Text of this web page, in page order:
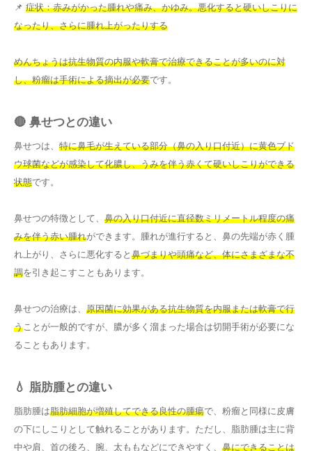
📌 症状：赤みがかった腫れや痛み、かゆみ。悪化すると硬いしこりに
なったり、さらに腫れ上がったりする
めんちょうは抗生物質の内服や軟膏で治療できることが多いのに対
し、粉瘤は手術による摘出が必要です。
🔴 鼻せつとの違い
鼻せつは、 特に鼻毛が生えている部分（鼻の入り口付近）に黄色ブド
ウ球菌などが感染して化膿し、うみを伴う赤くて硬いしこりができる
状態です。
鼻せつの特徴として、 鼻の入り口付近に直径数ミリメートル程度の痛
みを伴う赤い腫れができます。腫れが進行すると、鼻の先端が赤く腫
れ上がり、さらに悪化すると 鼻づまりや頭痛など、体にさまざまな不
調を引き起こすこともあります。
鼻せつの治療は、 原因菌に効果がある抗生物質を内服または軟膏で行
う ことが一般的ですが、膿が多く溜まった場合は切開手術が必要にな
ることもあります。
💧 脂肪腫との違い
脂肪腫は脂肪細胞が増殖してできる良性の腫瘍で、粉瘤と同様に皮膚
の下にしこりとして触れることがあります。ただし、脂肪腫は主に背
中や肩、首の後ろ、腕、太ももなどにできやすく、 鼻にできることは